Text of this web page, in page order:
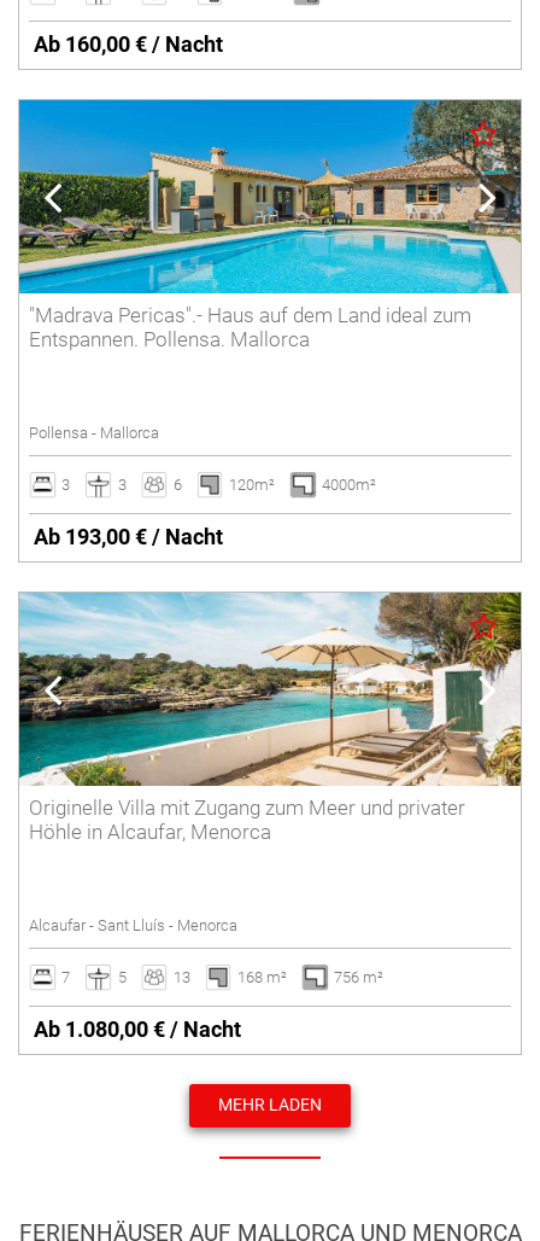
Ab 160,00 € / Nacht
"Madrava Pericas".- Haus auf dem Land ideal zum
Entspannen. Pollensa. Mallorca
Pollensa - Mallorca
3 3 6 120m² 4000m²
Ab 193,00 € / Nacht
Originelle Villa mit Zugang zum Meer und privater
Höhle in Alcaufar, Menorca
Alcaufar - Sant Lluís - Menorca
7 5 13 168 m² 756 m²
Ab 1.080,00 € / Nacht
MEHR LADEN
FERIENHÄUSER AUF MALLORCA UND MENORCA